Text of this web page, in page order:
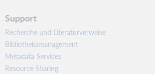
Support
Recherche und Literaturverweise
Bibliotheksmanagement
Metadata Services
Resource Sharing